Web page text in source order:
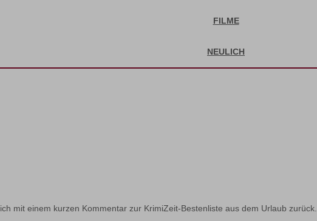
FILME
NEULICH
mit einem kurzen Kommentar zur KrimiZeit-Bestenliste aus dem Urlaub zurück.